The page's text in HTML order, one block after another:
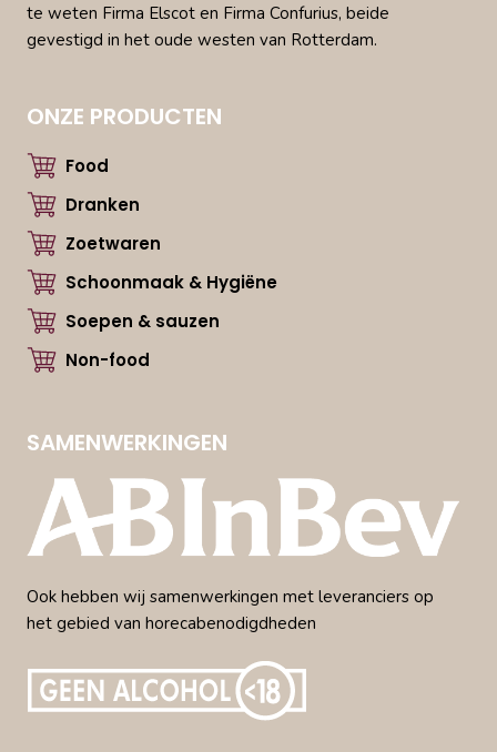
te weten Firma Elscot en Firma Confurius, beide
gevestigd in het oude westen van Rotterdam.
ONZE PRODUCTEN
Food
Dranken
Zoetwaren
Schoonmaak & Hygiëne
Soepen & sauzen
Non-food
SAMENWERKINGEN
Ook hebben wij samenwerkingen met leveranciers op
het gebied van horecabenodigdheden